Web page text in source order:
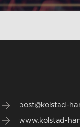
post@kolstad-
www.kolstad-